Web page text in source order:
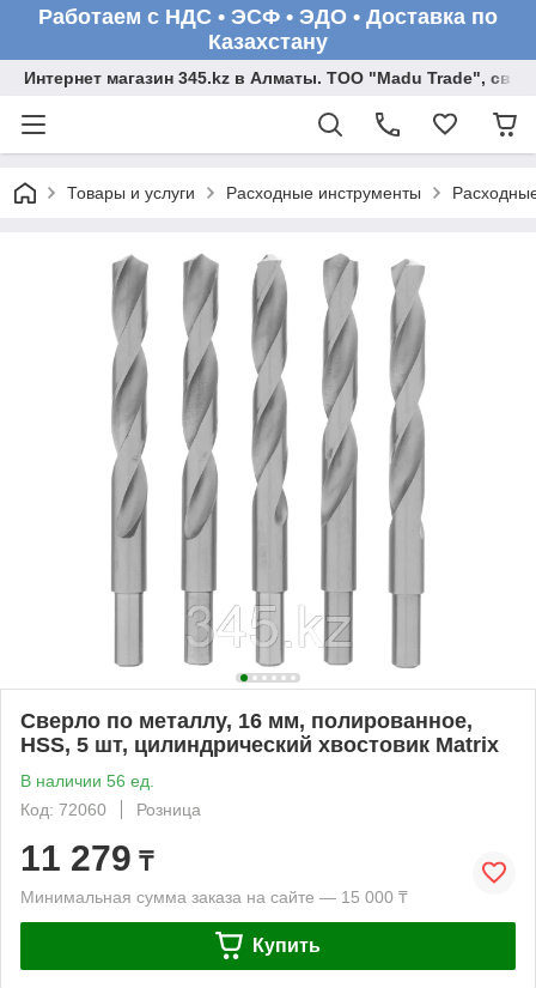
Работаем с НДС • ЭСФ • ЭДО • Доставка по
Казахстану
Интернет магазин 345.kz в Алматы. ТОО "Madu Trade",
Товары и услуги Расходные инструменты
Сверло по металлу, 16 мм, полированное,
HSS, 5 шт, цилиндрический хвостовик Matrix
В наличии 56 ед.
Код: 72060
Розница
11 279 ₸
Минимальная сумма заказа на сайте — 15 000 ₸
Купить